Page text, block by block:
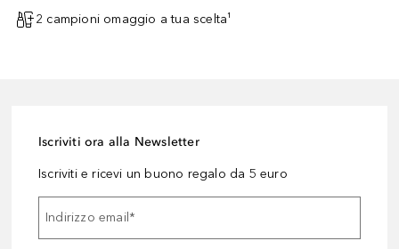
2 campioni omaggio a tua scelta¹
Iscriviti ora alla Newsletter
Iscriviti e ricevi un buono regalo da 5 euro
Indirizzo email*